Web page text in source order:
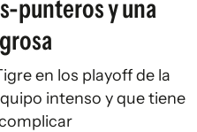
punteros y una
en los playoff de la
intenso y que tiene